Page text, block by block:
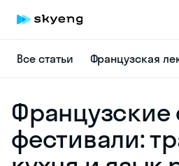
Все статьи Французская
Французские
фестивали: